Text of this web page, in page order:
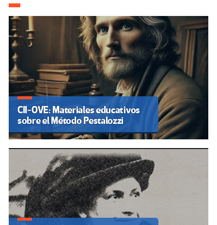
CII-OVE: Materiales educativos
sobre el Método Pestalozzi